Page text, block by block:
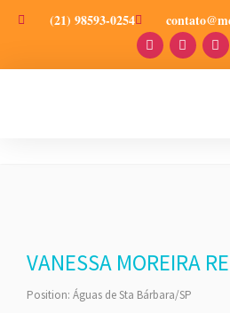
(21) 98593-0254
VANESSA MOREIRA
Position: Águas de Sta Bárbara/SP